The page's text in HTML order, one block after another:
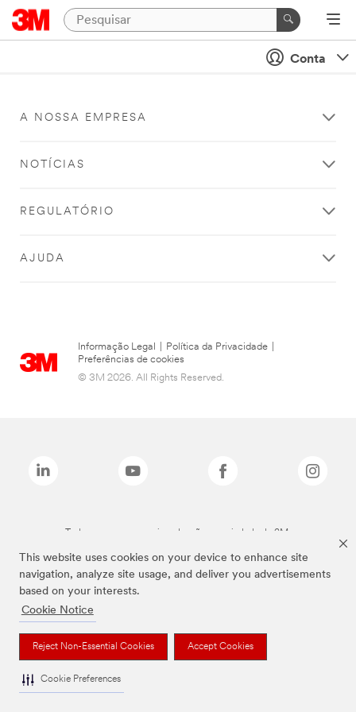
This website uses cookies on your device to enhance site
navigation, analyze site usage, and deliver you advertisements
based on your interests.
Cookie Notice
Reject Non-Essential Cookies Accept Cookies
Cookie Preferences
Conta
A NOSSA EMPRESA
NOTÍCIAS
REGULATÓRIO
AJUDA
Informação Legal Política da Privacidade
Preferências de cookies
© 3M 2026. All Rights Reserved.
Todas as marcas mencionadas são propriedade da 3M.